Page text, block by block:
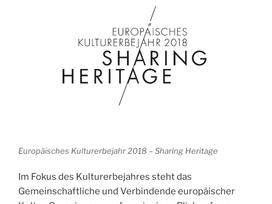
Europäisches Kulturerbejahr 2018 – Sharing Heritage
Im Fokus des Kulturerbejahres steht das
Gemeinschaftliche und Verbindende europäischer